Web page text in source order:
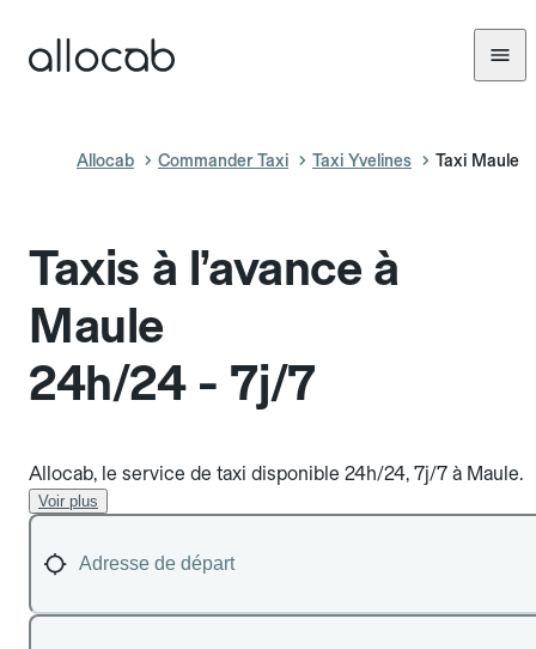
Allocab Commander Taxi Taxi Yvelines Taxi Maule
Taxis à l’avance à
Maule
24h/24 - 7j/7
Allocab, le service de taxi disponible 24h/24, 7j/7 à Maule.
Voir plus